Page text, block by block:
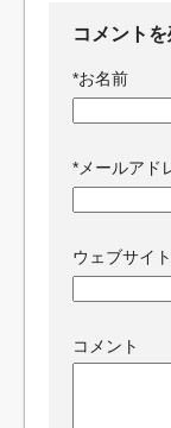
コメント
*お名前
* メールアド
ウェブサイト
コメント